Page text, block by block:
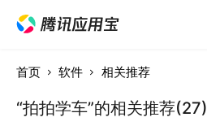
首页 软件 相关推荐
“拍拍学车”的相关推荐(27)